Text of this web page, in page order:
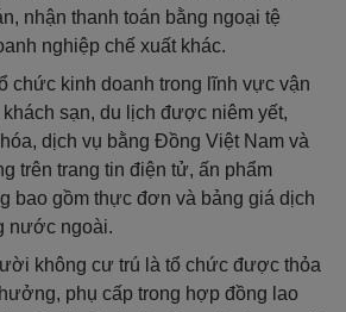
nhận thanh toán bằng ngoại tệ
nghiệp chế xuất khác.
chức kinh doanh trong lĩnh vực vận
sạn, du lịch được niêm yết,
dịch vụ bằng Đồng Việt Nam và
trên trang tin điện tử, ấn phẩm
bao gồm thực đơn và bảng giá dịch
nước ngoài.
không cư trú là tổ chức được thỏa
phụ cấp trong hợp đồng lao